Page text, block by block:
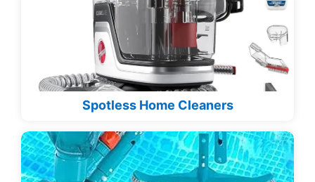
Spotless Home Cleaners